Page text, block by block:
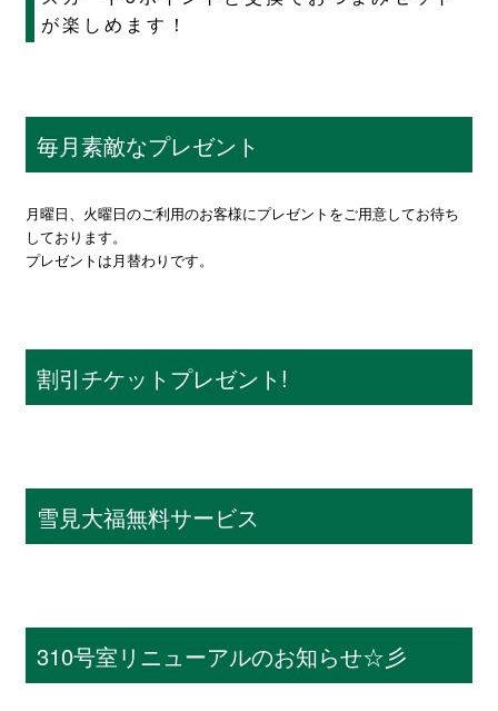
が楽しめます！
毎月素敵なプレゼント
月曜日、火曜日のご利用のお客様にプレゼントをご用意してお待ち
しております。
プレゼントは月替わりです。
割引チケットプレゼント!
雪見大福無料サービス
310号室リニューアルのお知らせ☆彡